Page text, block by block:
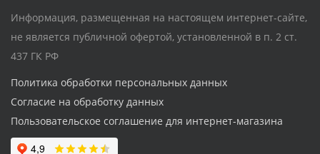
Информация, размещенная на настоящем интернет-сайте,
не является публичной офертой, установленной в п. 2 ст.
437 ГК РФ
Политика обработки персональных данных
Согласие на обработку данных
Пользовательское соглашение для интернет-магазина